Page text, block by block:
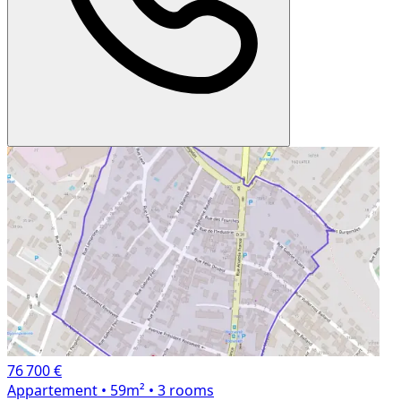
76 700 €
Appartement • 59m² • 3 rooms